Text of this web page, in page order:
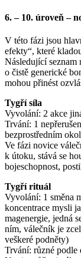
6. – 10. úroveň –
V této fázi jsou
efekty“, které
Následující seznam
o čistě generické
mohou přinést
Tygří síla
Vyvolání: 2 akce
Trvání: 1
bezprostředním
Ve fázi novice
k útoku, stává se
bojeschopnost,
Tygří rituál
Vyvolání: 1 směna
koncentrace mysli
magenergie, jedná
ním, válečník je
veškeré podněty)
Trvání: různé podle